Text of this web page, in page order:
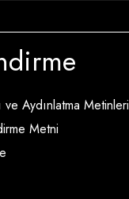
ve Aydınlatma Metinleri
Metni